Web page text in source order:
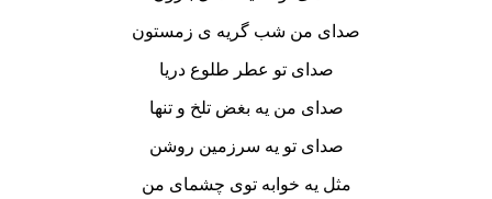
صدای من شب گریه ی زمستون
صدای تو عطر طلوع دریا
صدای من یه بغض تلخ و تنها
صدای تو یه سرزمین روشن
مثل یه خوابه توی چشمای من